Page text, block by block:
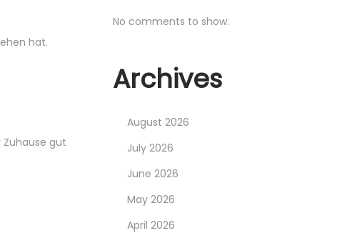
hat.
Zuhause gut
No comments to show.
Archives
August 2026
July 2026
June 2026
May 2026
April 2026